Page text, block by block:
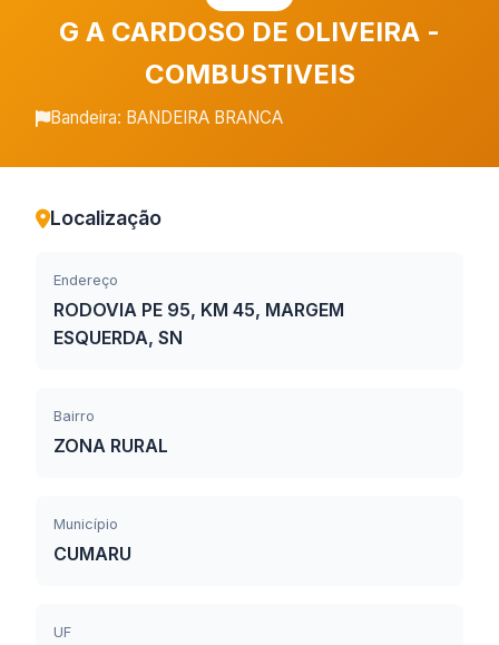
G A CARDOSO DE OLIVEIRA -
COMBUSTIVEIS
Bandeira: BANDEIRA BRANCA
Localização
Endereço
RODOVIA PE 95, KM 45, MARGEM
ESQUERDA, SN
Bairro
ZONA RURAL
Município
CUMARU
UF